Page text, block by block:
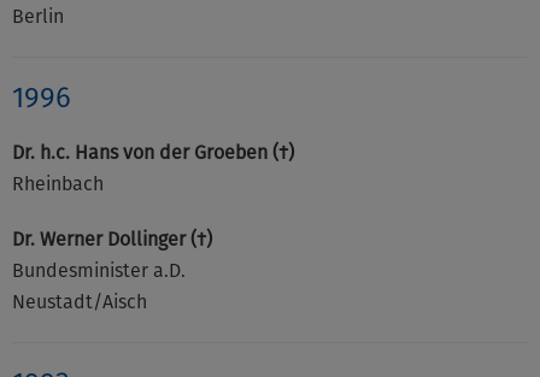
Berlin
1996
Dr. h.c. Hans von der Groeben (†)
Rheinbach
Dr. Werner Dollinger (†)
Bundesminister a.D.
Neustadt/Aisch